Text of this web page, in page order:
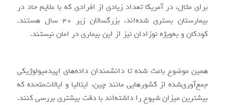
برای مثال، در آمریکا تعداد زیادی از افرادی که با علایم حاد در
بیمارستان بستری شده‌اند، بزرگسالان زیر ۴۰ سال هستند.
کودکان و به‌ویژه نوزادان نیز از این بیماری در امان نیستند.
همین موضوع باعث شده تا دانشمندان داده‌های اپیدمیولوژیکی
جمع‌آوری‌شده از کشورهایی مانند چین، ایتالیا و ایالات‌متحده که
بیشترین میزان شیوع را داشته‌اند با دقت بیشتری بررسی کنند.